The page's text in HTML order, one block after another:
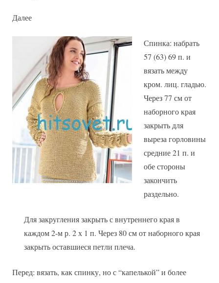
Далее
Спинка: набрать
57 (63) 69 п. и
вязать между
кром. лиц. гладью.
Через 77 см от
наборного края
закрыть для
выреза горловины
средние 21 п. и
обе стороны
закончить
раздельно.
Для закругления закрыть с внутреннего края в
каждом 2-м р. 2 х 1 п. Через 80 см от наборного края
закрыть оставшиеся петли плеча.
Перед: вязать, как спинку, но с “капелькой” и более